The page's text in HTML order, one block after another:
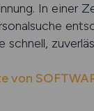
In einer
schnell,
von